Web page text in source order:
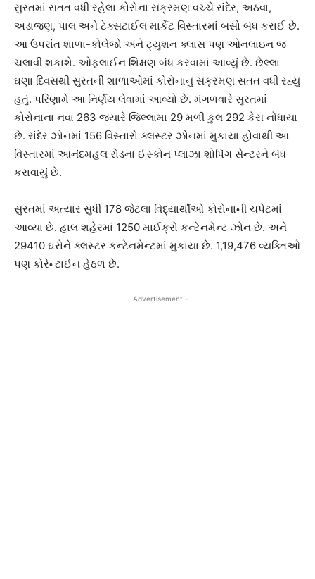
સુરતમાં સતત વધી રહેલા કોરોના સંક્રમણ વચ્ચે રાંદેર, અઠવા,
અડાજણ, પાલ અને ટેક્સટાઈલ માર્કેટ વિસ્તારમાં બસો બંધ કરાઈ છે.
આ ઉપરાંત શાળા-કોલેજો અને ટ્યુશન ક્લાસ પણ ઓનલાઇન જ
ચલાવી શકાશે. ઓફલાઈન શિક્ષણ બંધ કરવામાં આવ્યું છે. છેલ્લા
ઘણા દિવસથી સુરતની શાળાઓમાં કોરોનાનું સંક્રમણ સતત વધી રહ્યું
હતું. પરિણામે આ નિર્ણય લેવામાં આવ્યો છે. મંગળવારે સુરતમાં
કોરોનાના નવા 263 જ્યારે જિલ્લામા 29 મળી કુલ 292 કેસ નોંધાયા
છે. રાંદેર ઝોનમાં 156 વિસ્તારો ક્લસ્ટર ઝોનમાં મુકાયા હોવાથી આ
વિસ્તારમાં આનંદમહલ રોડના ઈસ્કોન પ્લાઝા શોપિંગ સેન્ટરને બંધ
કરાવાયું છે.
સુરતમાં અત્યાર સુધી 178 જેટલા વિદ્યાર્થીઓ કોરોનાની ચપેટમાં
આવ્યા છે. હાલ શહેરમાં 1250 માઈક્રો કન્ટેનમેન્ટ ઝોન છે. અને
29410 ઘરોને ક્લસ્ટર કન્ટેનમેન્ટમાં મુકાયા છે. 1,19,476 વ્યક્તિઓ
પણ કોરેન્ટાઈન હેઠળ છે.
- Advertisement -